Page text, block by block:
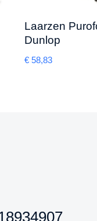
Laarzen
Dunlop
€58,83